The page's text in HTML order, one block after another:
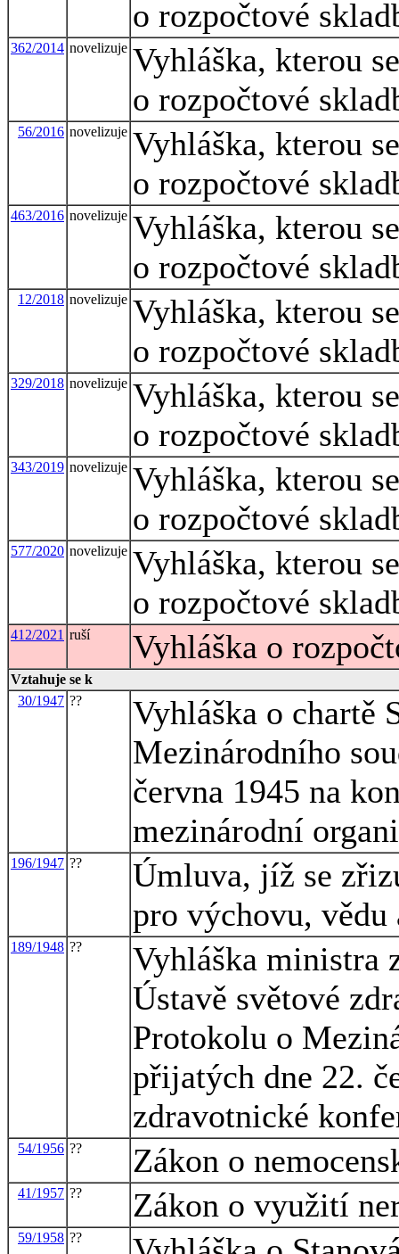
o rozpočtové
362/2014 novelizuje Vyhláška, kterou
o rozpočtové
56/2016 novelizuje Vyhláška, kterou
o rozpočtové
463/2016 novelizuje Vyhláška, kterou
o rozpočtové
12/2018 novelizuje Vyhláška, kterou
o rozpočtové
329/2018 novelizuje Vyhláška, kterou
o rozpočtové
343/2019 novelizuje Vyhláška, kterou
o rozpočtové
577/2020 novelizuje Vyhláška, kterou
o rozpočtové
412/2021 ruší Vyhláška o
Vztahuje se k
30/1947 ??
Vyhláška o chartě
Mezinárodního
června 1945 na
mezinárodní
196/1947 ??
Úmluva, jíž se
pro výchovu, vědu
189/1948 ??
Vyhláška ministra
Ústavě světové
Protokolu o
přijatých dne 22.
zdravotnické
54/1956 ?? Zákon o
41/1957 ?? Zákon o využití
59/1958 ??